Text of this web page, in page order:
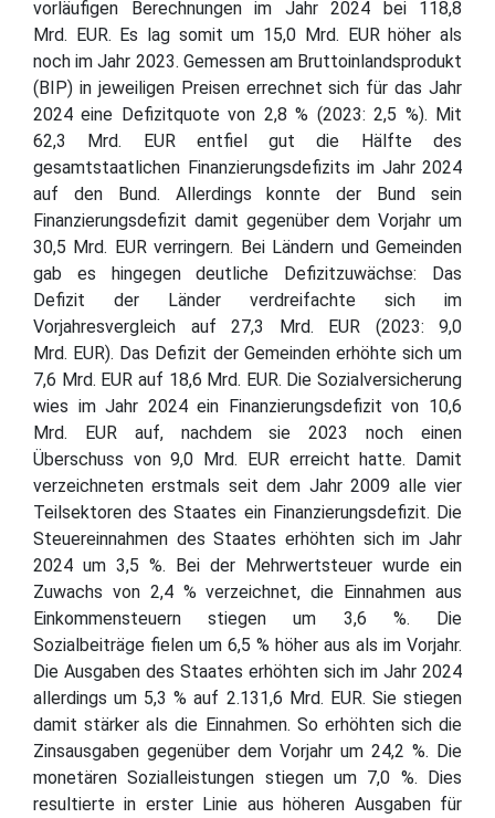
vorläufigen Berechnungen im Jahr 2024 bei 118,8
Mrd. EUR. Es lag somit um 15,0 Mrd. EUR höher als
noch im Jahr 2023. Gemessen am Bruttoinlandsprodukt
(BIP) in jeweiligen Preisen errechnet sich für das Jahr
2024 eine Defizitquote von 2,8 % (2023: 2,5 %). Mit
62,3 Mrd. EUR entfiel gut die Hälfte des
gesamtstaatlichen Finanzierungsdefizits im Jahr 2024
auf den Bund. Allerdings konnte der Bund sein
Finanzierungsdefizit damit gegenüber dem Vorjahr um
30,5 Mrd. EUR verringern. Bei Ländern und Gemeinden
gab es hingegen deutliche Defizitzuwächse: Das
Defizit der Länder verdreifachte sich im
Vorjahresvergleich auf 27,3 Mrd. EUR (2023: 9,0
Mrd. EUR). Das Defizit der Gemeinden erhöhte sich um
7,6 Mrd. EUR auf 18,6 Mrd. EUR. Die Sozialversicherung
wies im Jahr 2024 ein Finanzierungsdefizit von 10,6
Mrd. EUR auf, nachdem sie 2023 noch einen
Überschuss von 9,0 Mrd. EUR erreicht hatte. Damit
verzeichneten erstmals seit dem Jahr 2009 alle vier
Teilsektoren des Staates ein Finanzierungsdefizit. Die
Steuereinnahmen des Staates erhöhten sich im Jahr
2024 um 3,5 %. Bei der Mehrwertsteuer wurde ein
Zuwachs von 2,4 % verzeichnet, die Einnahmen aus
Einkommensteuern stiegen um 3,6 %. Die
Sozialbeiträge fielen um 6,5 % höher aus als im Vorjahr.
Die Ausgaben des Staates erhöhten sich im Jahr 2024
allerdings um 5,3 % auf 2.131,6 Mrd. EUR. Sie stiegen
damit stärker als die Einnahmen. So erhöhten sich die
Zinsausgaben gegenüber dem Vorjahr um 24,2 %. Die
monetären Sozialleistungen stiegen um 7,0 %. Dies
resultierte in erster Linie aus höheren Ausgaben für